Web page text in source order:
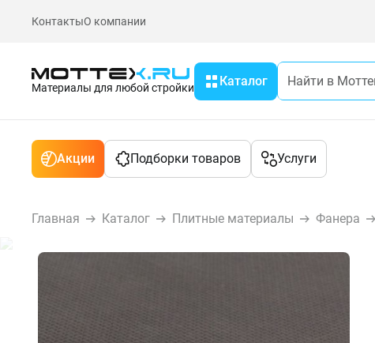
КонтактыО компании
Материалы для любой стройки Каталог
Акции Подборки товаров Услуги
Главная Каталог Плитные материалы Фанера